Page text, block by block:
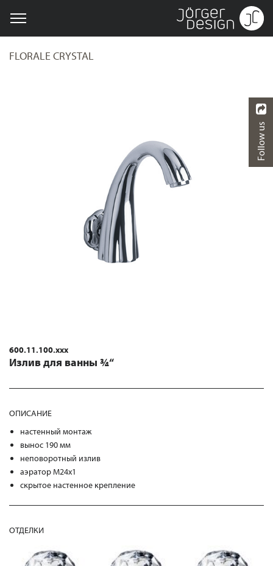
FLORALE CRYSTAL
600.11.100.xxx
Излив для ванны ¾“
ОПИСАНИЕ
настенный монтаж
вынос 190 мм
неповоротный излив
аэратор M24x1
скрытое настенное крепление
ОТДЕЛКИ
Follow us